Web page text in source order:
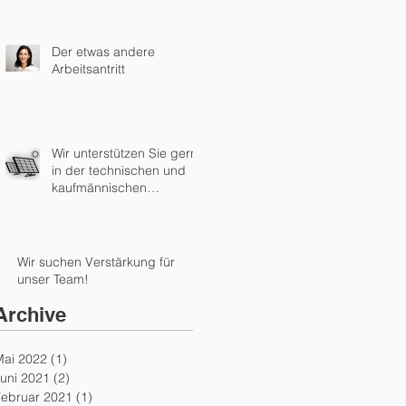
Der etwas andere
Arbeitsantritt
Wir unterstützen Sie gern
in der technischen und
kaufmännischen
Wir suchen Verstärkung für
unser Team!
2022 (1)
2021 (2)
2021 (1)